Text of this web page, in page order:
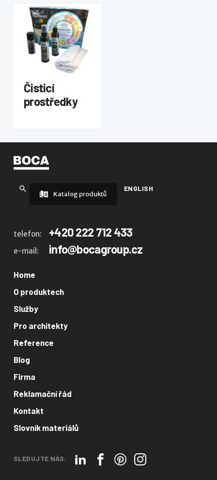
Čisticí
prostředky
ENGLISH
Katalog produktů
telefon: +420 222 712 433
e-mail: info@bocagroup.cz
Home
O produktech
Služby
Pro architekty
Reference
Blog
Firma
Reklamační řád
Kontakt
Slovník materiálů
SLEDUJTE NÁS: